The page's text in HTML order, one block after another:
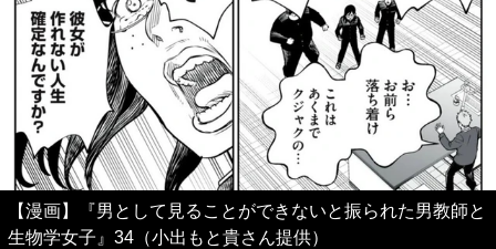
【漫画】『男として見ることができないと振られた男教師と
生物学女子』34（小出もと貴さん提供）